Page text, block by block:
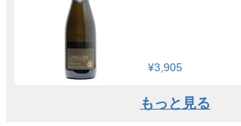
¥3,905
もっと見る